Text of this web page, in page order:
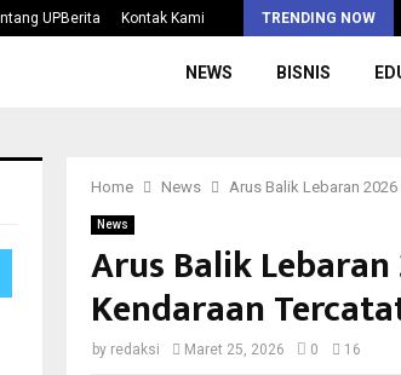
UPBerita Kontak Kami TRENDING NOW
Lima Tersangka Korupsi Pengadaan…
NEWS BISNIS
Home News Arus Balik Lebaran
News
Arus Balik
Kendaraan
by redaksi Maret 25, 2026 0 16